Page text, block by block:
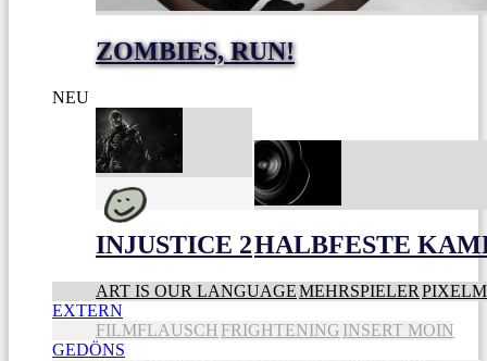
ZOMBIES, RUN!
NEU
INJUSTICE 2HALBFESTE
ART IS OUR LANGUAGEMEHRSPIELER
EXTERN
FILMFLAUSCH FRIGHTENING INSERT MOIN
GEDÖNS